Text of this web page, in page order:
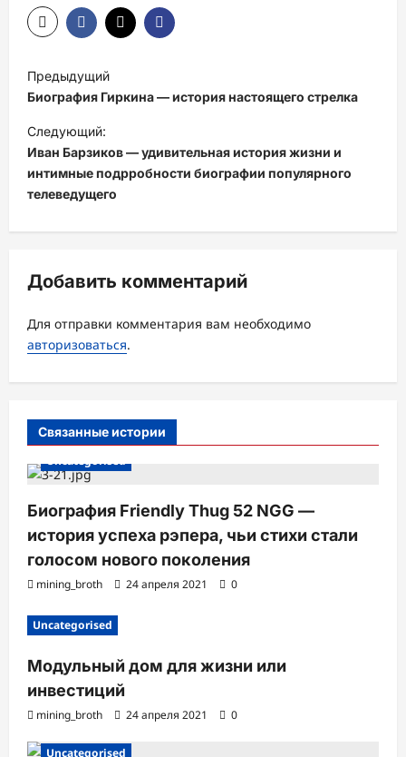
Н
а
в
и
г
а
ц
я
з
а
и
Предыдущий
Биография Гиркина — история настоящего стрелка
Следующий:
Иван Барзиков — удивительная история жизни и
интимные подрробности биографии популярного
телеведущего
Добавить комментарий
Для отправки комментария вам необходимо
авторизоваться.
Связанные истории
Uncategorised
Биография Friendly Thug 52 NGG —
история успеха рэпера, чьи стихи стали
голосом нового поколения
mining_broth 24 апреля 2021 0
Uncategorised
Модульный дом для жизни или
инвестиций
mining_broth 24 апреля 2021 0
Uncategorised